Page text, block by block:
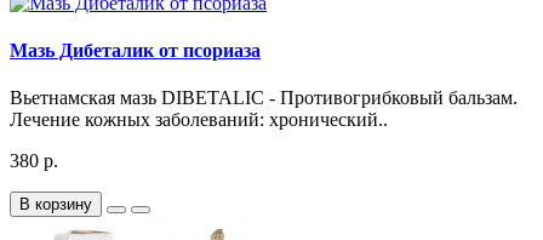
Мазь Дибеталик от псориаза
Вьетнамская мазь DIBETALIC - Противогрибковый бальзам.
Лечение кожных заболеваний: хронический..
380 р.
В корзину